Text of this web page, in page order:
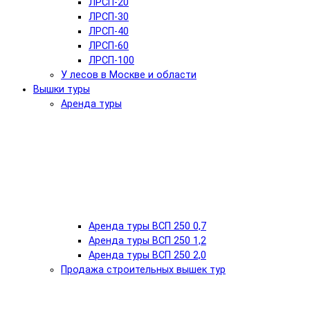
ЛРСП-30
ЛРСП-40
ЛРСП-60
ЛРСП-100
У лесов в Москве и области
Вышки туры
Аренда туры
Аренда туры ВСП 250 0,7
Аренда туры ВСП 250 1,2
Аренда туры ВСП 250 2,0
Продажа строительных вышек тур